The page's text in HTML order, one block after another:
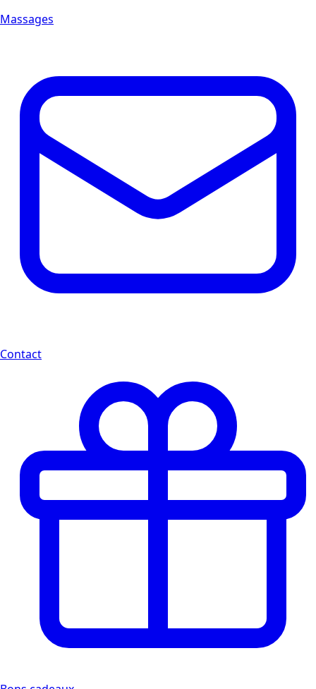
Massages
Contact